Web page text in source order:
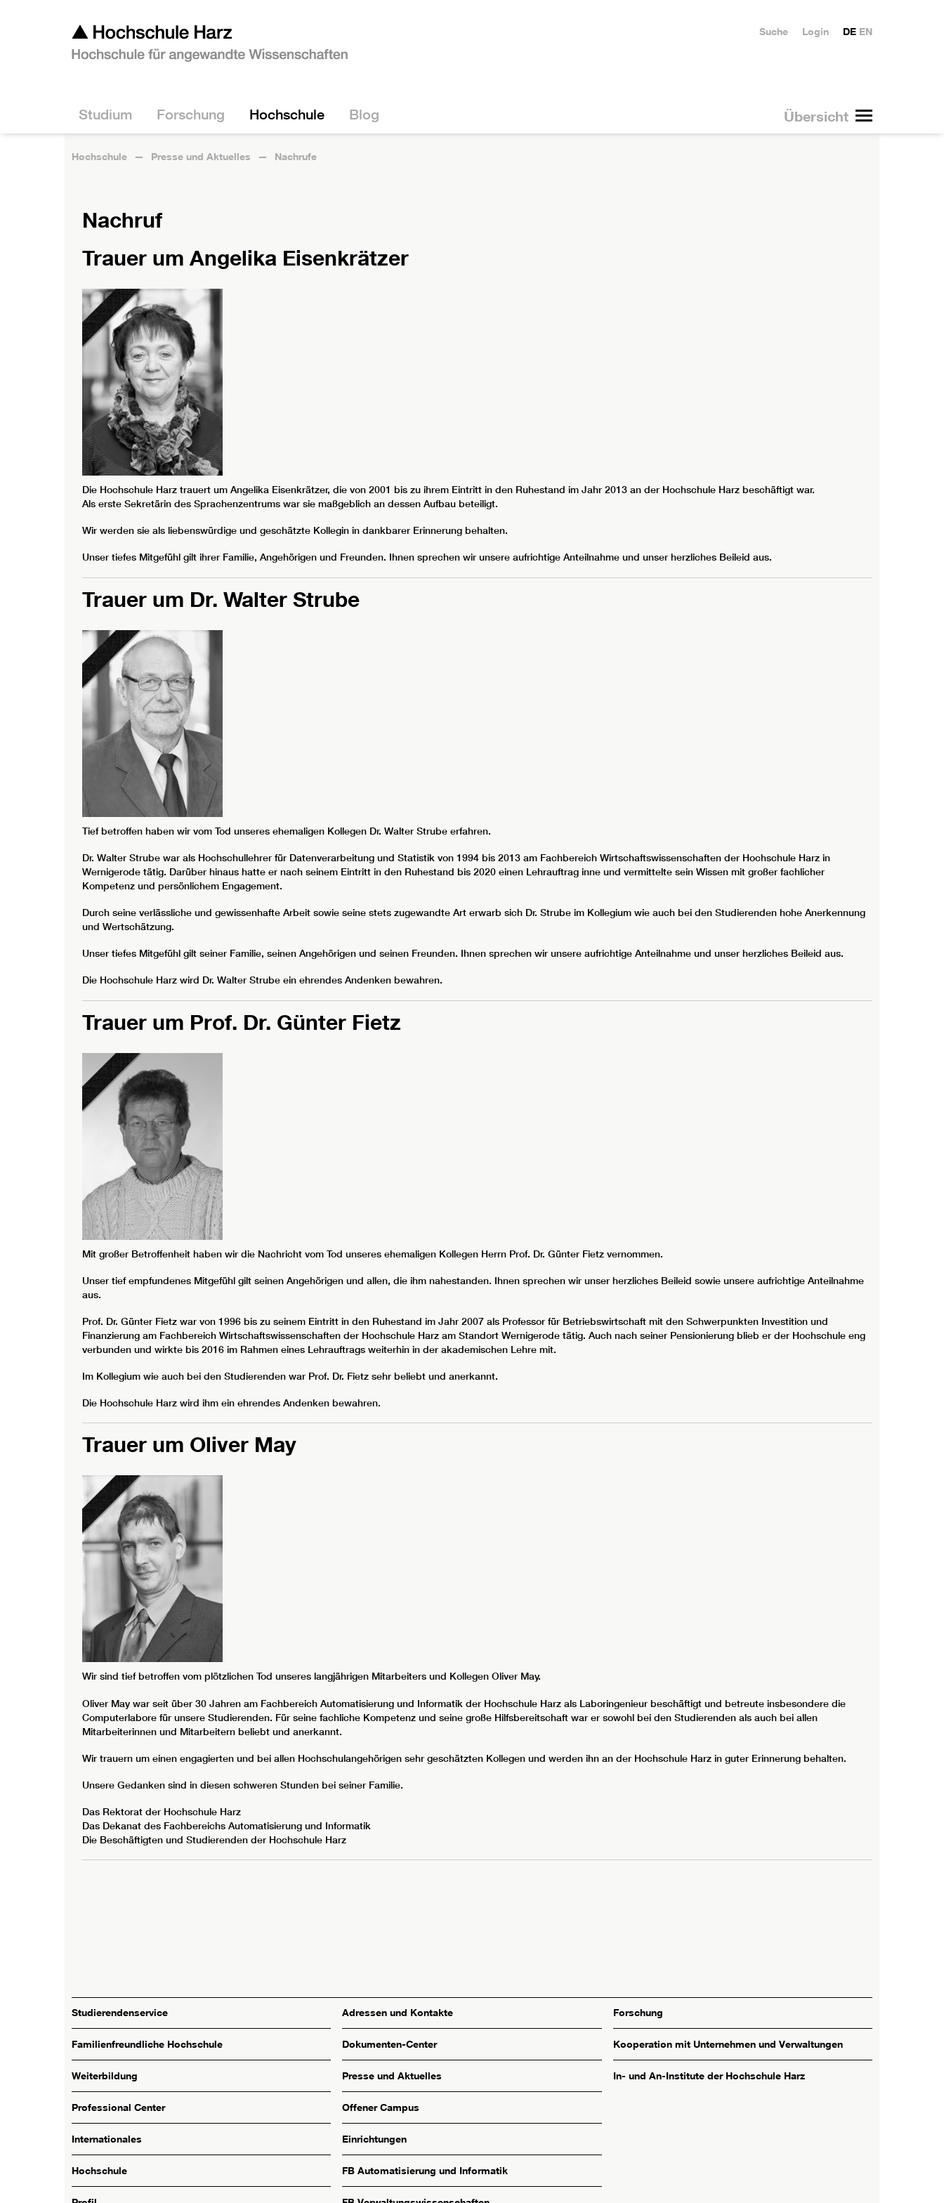
Übersicht
Studium Forschung Hochschule Blog
DE EN
Login
Suche
Hochschule Presse und Aktuelles Nachrufe
Nachruf
Trauer um Angelika Eisenkrätzer
Die Hochschule Harz trauert um Angelika Eisenkrätzer, die von 2001 bis zu ihrem Eintritt in den Ruhestand im Jahr 2013 an der Hochschule Harz beschäftigt war.
Als erste Sekretärin des Sprachenzentrums war sie maßgeblich an dessen Aufbau beteiligt.
Wir werden sie als liebenswürdige und geschätzte Kollegin in dankbarer Erinnerung behalten.
Unser tiefes Mitgefühl gilt ihrer Familie, Angehörigen und Freunden. Ihnen sprechen wir unsere aufrichtige Anteilnahme und unser herzliches Beileid aus.
Trauer um Dr. Walter Strube
Tief betroffen haben wir vom Tod unseres ehemaligen Kollegen Dr. Walter Strube erfahren.
Dr. Walter Strube war als Hochschullehrer für Datenverarbeitung und Statistik von 1994 bis 2013 am Fachbereich Wirtschaftswissenschaften der Hochschule Harz in
Wernigerode tätig. Darüber hinaus hatte er nach seinem Eintritt in den Ruhestand bis 2020 einen Lehrauftrag inne und vermittelte sein Wissen mit großer fachlicher
Kompetenz und persönlichem Engagement.
Durch seine verlässliche und gewissenhafte Arbeit sowie seine stets zugewandte Art erwarb sich Dr. Strube im Kollegium wie auch bei den Studierenden hohe Anerkennung
und Wertschätzung.
Unser tiefes Mitgefühl gilt seiner Familie, seinen Angehörigen und seinen Freunden. Ihnen sprechen wir unsere aufrichtige Anteilnahme und unser herzliches Beileid aus.
Die Hochschule Harz wird Dr. Walter Strube ein ehrendes Andenken bewahren.
Trauer um Prof. Dr. Günter Fietz
Mit großer Betroffenheit haben wir die Nachricht vom Tod unseres ehemaligen Kollegen Herrn Prof. Dr. Günter Fietz vernommen.
Unser tief empfundenes Mitgefühl gilt seinen Angehörigen und allen, die ihm nahestanden. Ihnen sprechen wir unser herzliches Beileid sowie unsere aufrichtige Anteilnahme
aus.
Prof. Dr. Günter Fietz war von 1996 bis zu seinem Eintritt in den Ruhestand im Jahr 2007 als Professor für Betriebswirtschaft mit den Schwerpunkten Investition und
Finanzierung am Fachbereich Wirtschaftswissenschaften der Hochschule Harz am Standort Wernigerode tätig. Auch nach seiner Pensionierung blieb er der Hochschule eng
verbunden und wirkte bis 2016 im Rahmen eines Lehrauftrags weiterhin in der akademischen Lehre mit.
Im Kollegium wie auch bei den Studierenden war Prof. Dr. Fietz sehr beliebt und anerkannt.
Die Hochschule Harz wird ihm ein ehrendes Andenken bewahren.
Trauer um Oliver May
Wir sind tief betroffen vom plötzlichen Tod unseres langjährigen Mitarbeiters und Kollegen Oliver May.
Oliver May war seit über 30 Jahren am Fachbereich Automatisierung und Informatik der Hochschule Harz als Laboringenieur beschäftigt und betreute insbesondere die
Computerlabore für unsere Studierenden. Für seine fachliche Kompetenz und seine große Hilfsbereitschaft war er sowohl bei den Studierenden als auch bei allen
Mitarbeiterinnen und Mitarbeitern beliebt und anerkannt.
Wir trauern um einen engagierten und bei allen Hochschulangehörigen sehr geschätzten Kollegen und werden ihn an der Hochschule Harz in guter Erinnerung behalten.
Unsere Gedanken sind in diesen schweren Stunden bei seiner Familie.
Das Rektorat der Hochschule Harz
Das Dekanat des Fachbereichs Automatisierung und Informatik
Die Beschäftigten und Studierenden der Hochschule Harz
Studierendenservice
Familienfreundliche Hochschule
Weiterbildung
Professional Center
Internationales
Hochschule
Adressen und Kontakte
Dokumenten-Center
Presse und Aktuelles
Offener Campus
Einrichtungen
FB Automatisierung und Informatik
Forschung
Kooperation mit Unternehmen und Verwaltungen
In- und An-Institute der Hochschule Harz